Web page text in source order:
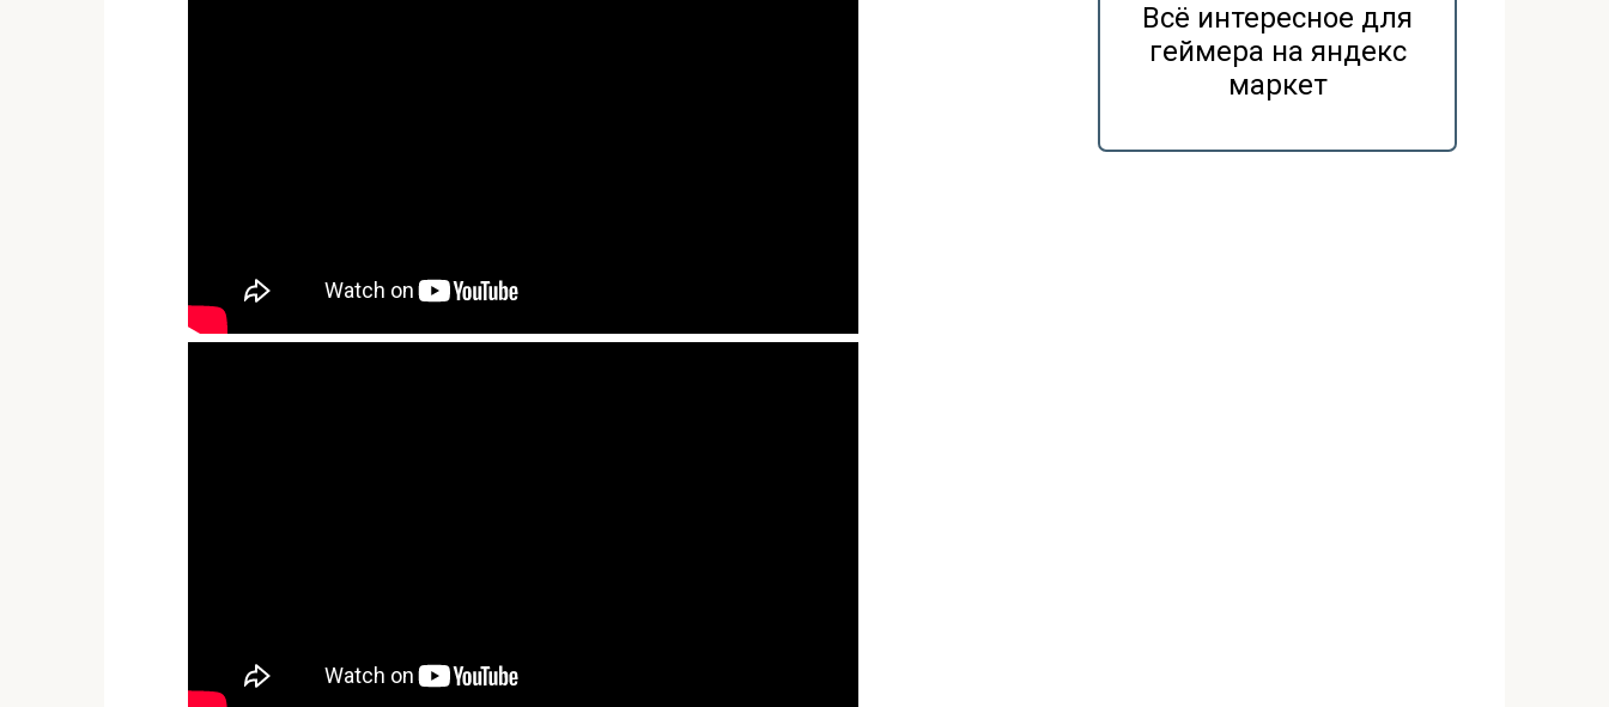
Всё интересное для
геймера на яндекс
маркет